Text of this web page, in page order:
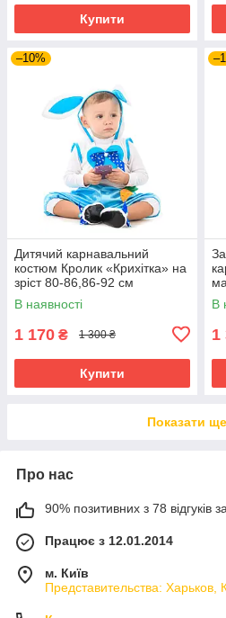
Купити
–10%
Дитячий карнавальний
костюм Кролик «Крихітка» на
зріст 80-86,86-92 см
В наявності
1 170 ₴ 1 300 ₴
Купити
В
1
Показати ще
Про нас
90% позитивних з 78 відгуків
Працює з 12.01.2014
м. Київ
Представительства: Харьков,